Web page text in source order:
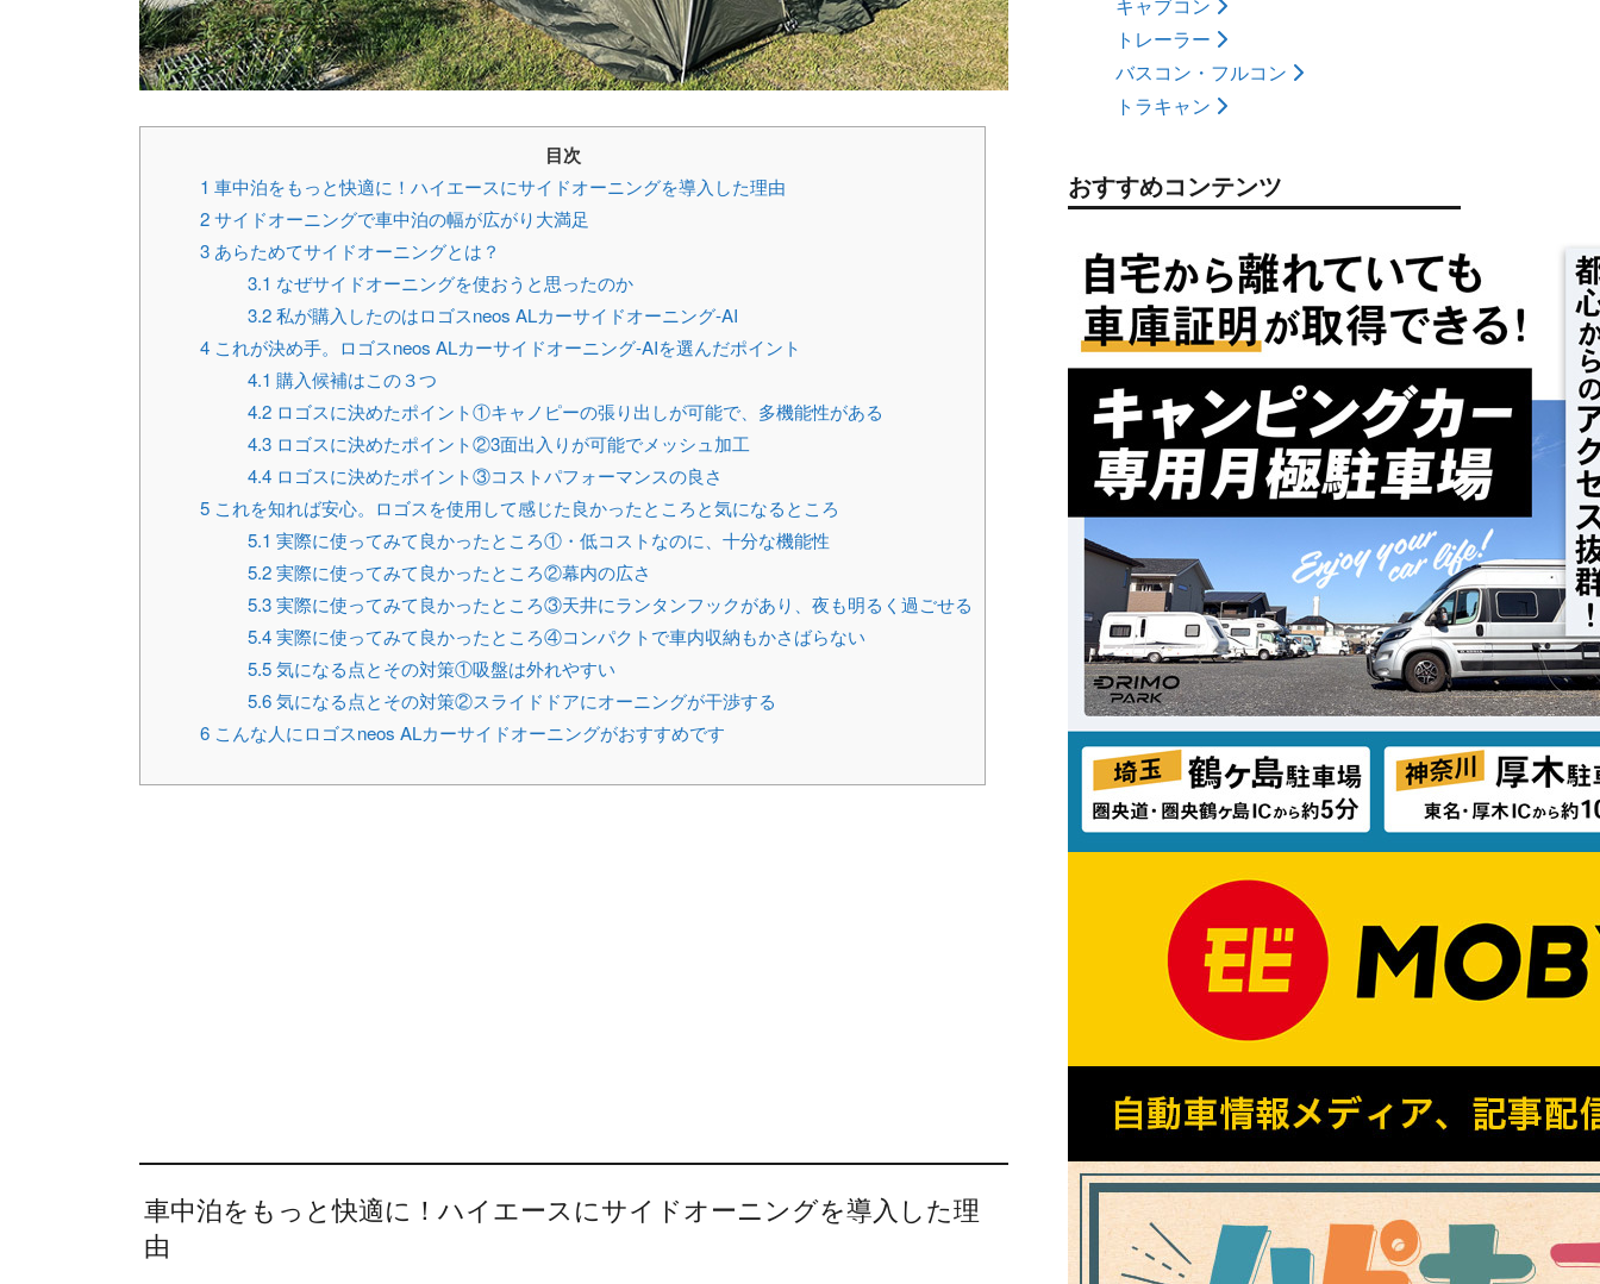
目次
1 車中泊をもっと快適に！ハイエースにサイドオーニングを導入した理由
2サイドオーニングで車中泊の幅が広がり大満足
3 あらためてサイドオーニングとは？
3.1 なぜサイドオーニングを使おうと思ったのか
3.2私が購入したのはロゴスneos ALカーサイドオーニング-AI
4 これが決め手。ロゴスneos ALカーサイドオーニング-AIを選んだポイント
4.1 購入候補はこの３つ
4.2 ロゴスに決めたポイント①キャノピーの張り出しが可能で、多機能性がある
4.3 ロゴスに決めたポイント②3面出入りが可能でメッシュ加工
4.4 ロゴスに決めたポイント③コストパフォーマンスの良さ
5 これを知れば安心。ロゴスを使用して感じた良かったところと気になるところ
5.1 実際に使ってみて良かったところ①・低コストなのに、十分な機能性
5.2実際に使ってみて良かったところ②幕内の広さ
5.3実際に使ってみて良かったところ③天井にランタンフックがあり、夜も明るく過ごせる
5.4実際に使ってみて良かったところ④コンパクトで車内収納もかさばらない
5.5気になる点とその対策①吸盤は外れやすい
5.6気になる点とその対策②スライドドアにオーニングが干渉する
6 こんな人にロゴスneos ALカーサイドオーニングがおすすめです
車中泊をもっと快適に！ハイエースにサイドオーニングを導入した理
由
キャブコン
トレーラー
バスコン・フルコン
トラキャン
おすすめコンテンツ